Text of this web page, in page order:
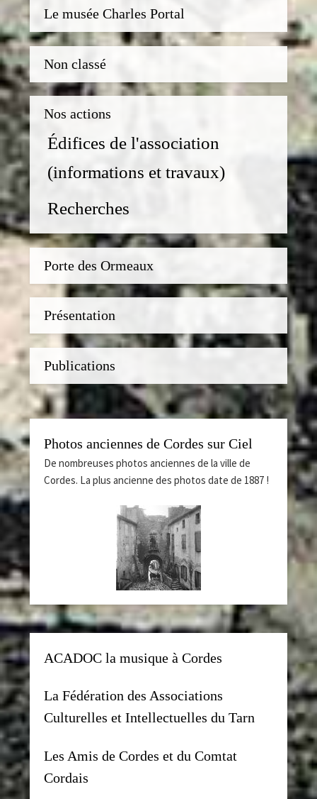
Le musée Charles Portal
Non classé
Nos actions
Édifices de l'association
(informations et travaux)
Recherches
Porte des Ormeaux
Présentation
Publications
Photos anciennes de Cordes sur Ciel
De nombreuses photos anciennes de la ville de
Cordes. La plus ancienne des photos date de 1887 !
ACADOC la musique à Cordes
La Fédération des Associations
Culturelles et Intellectuelles du Tarn
Les Amis de Cordes et du Comtat
Cordais